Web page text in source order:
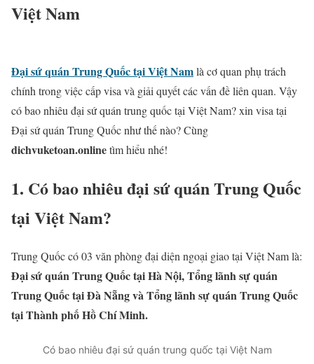
Việt Nam
Đại sứ quán Trung Quốc tại Việt Namlà cơ quan phụ trách
chính trong việc cấp visa và giải quyết các vấn đề liên quan. Vậy
có bao nhiêu đại sứ quán trung quốc tại Việt Nam? xin visa tại
Đại sứ quán Trung Quốc như thế nào? Cùng
dichvuketoan.onlinetìm hiểu nhé!
1. Có bao nhiêu đại sứ quán Trung Quốc
tại Việt Nam?
Trung Quốc có 03 văn phòng đại diện ngoại giao tại Việt Nam là:
Đại sứ quán Trung Quốc tại Hà Nội, Tổng lãnh sự quán
Trung Quốc tại Đà Nẵng và Tổng lãnh sự quán Trung Quốc
tại Thành phố Hồ Chí Minh.
Có bao nhiêu đại sứ quán trung quốc tại Việt Nam